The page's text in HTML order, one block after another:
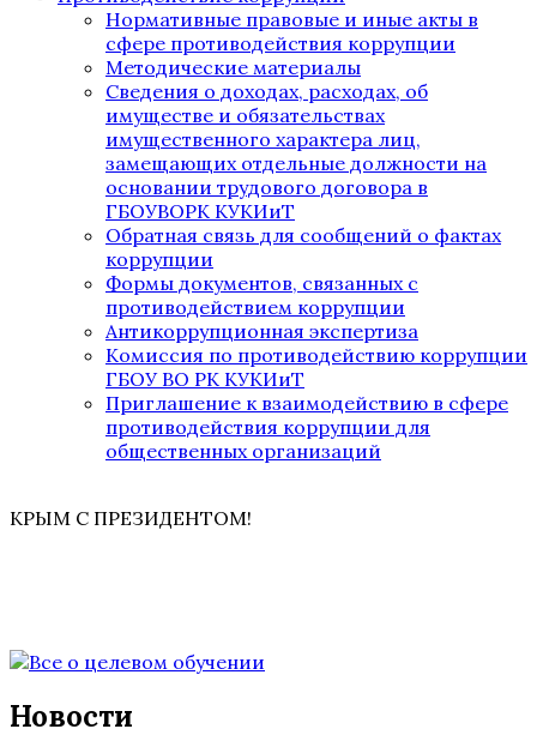
Нормативные правовые и иные акты в
сфере противодействия коррупции
Методические материалы
Сведения о доходах, расходах, об
имуществе и обязательствах
имущественного характера лиц,
замещающих отдельные должности на
основании трудового договора в
ГБОУВОРК КУКИиТ
Обратная связь для сообщений о фактах
коррупции
Формы документов, связанных с
противодействием коррупции
Антикоррупционная экспертиза
Комиссия по противодействию коррупции
ГБОУ ВО РК КУКИиТ
Приглашение к взаимодействию в сфере
противодействия коррупции для
общественных организаций
КРЫМ С ПРЕЗИДЕНТОМ!
Новости